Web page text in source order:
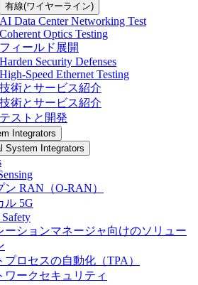
有線(ワイヤーライン)
AI Data Center Networking Test
Coherent Optics Testing
フィールド展開
Harden Security Defenses
High-Speed Ethernet Testing
技術とサービス紹介
技術とサービス紹介
テストと開発
Integrators
System Integrators
ン RAN（O-RAN）
ル 5G
ーションマネージャ向けのソリュー
プロセスの自動化（TPA）
ワークセキュリティ